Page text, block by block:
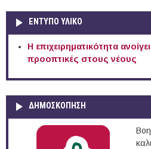
ΕΝΤΥΠΟ ΥΛΙΚΟ
Η επιχειρηματικότητα
προοπτικές στους νέους
ΔΗΜΟΣΚΟΠΗΣΗ